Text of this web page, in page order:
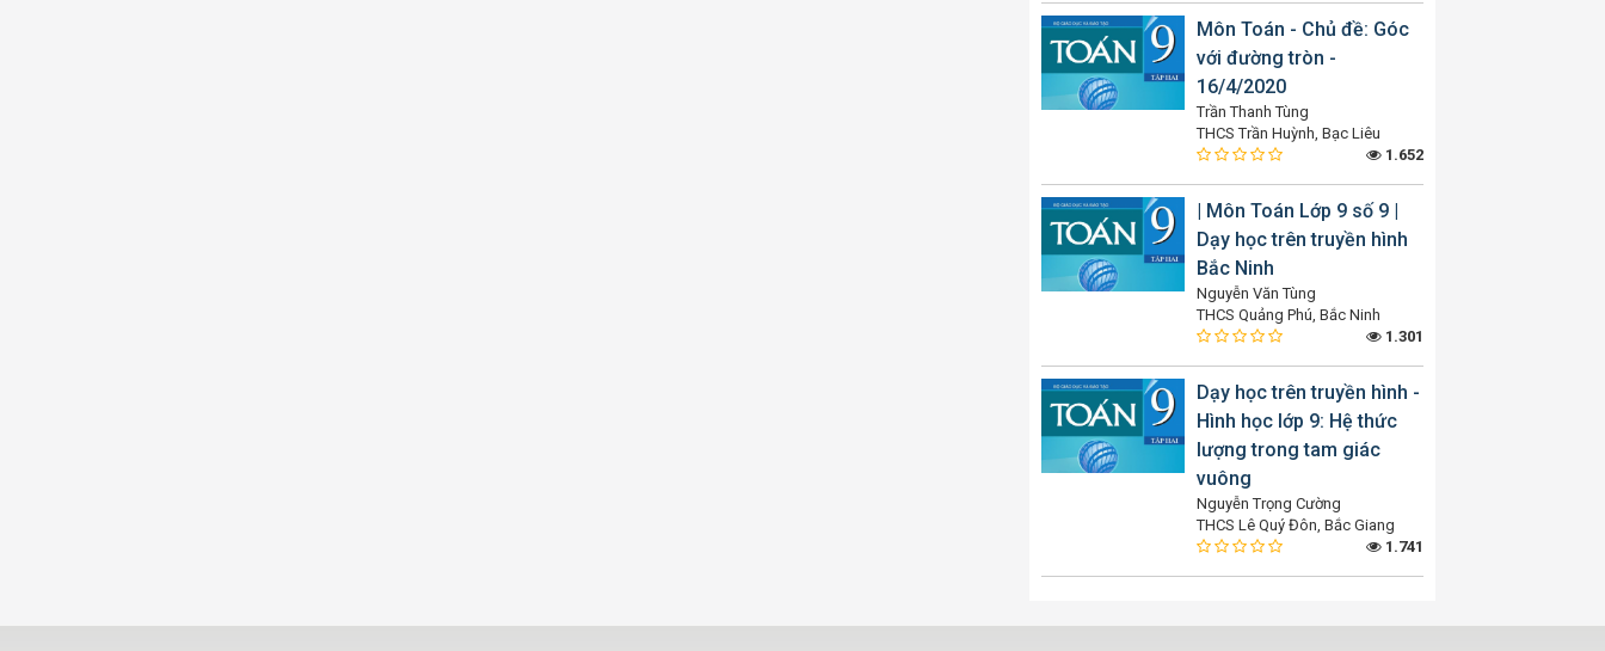
Môn Toán - Chủ đề: Góc
với đường tròn -
16/4/2020
Trần Thanh Tùng
THCS Trần Huỳnh, Bạc Liêu
1.652
| Môn Toán Lớp 9 số 9 |
Dạy học trên truyền hình
Bắc Ninh
Nguyễn Văn Tùng
THCS Quảng Phú, Bắc Ninh
1.301
Dạy học trên truyền hình -
Hình học lớp 9: Hệ thức
lượng trong tam giác
vuông
Nguyễn Trọng Cường
THCS Lê Quý Đôn, Bắc Giang
1.741